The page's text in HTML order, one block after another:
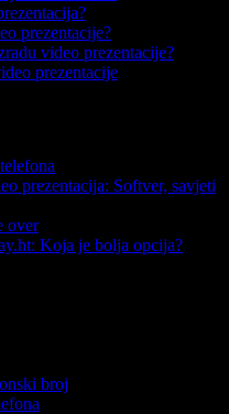
prezentacije?
video prezentacije?
prezentacije
prezentacija: Softver, savjeti
over
Koja je bolja opcija?
broj